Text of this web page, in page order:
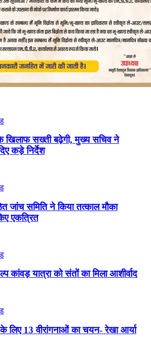
खिलाफ सख्ती बढ़ेगी, मुख्य सचिव ने
कड़े निर्देश
जांच समिति ने किया तत्काल मौका
एकत्रित
यात्रा को संतों का मिला आशीर्वाद
लिए 13 वीरांगनाओं का चयन- रेखा आर्या